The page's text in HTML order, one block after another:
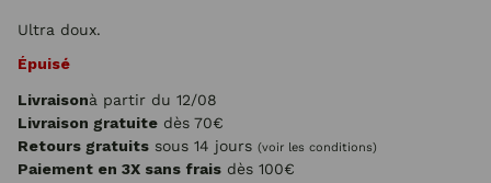
Ultra doux.
Épuisé
Livraisonà partir du 12/08
Livraison gratuite dès 70€
Retours gratuits sous 14 jours (voir les conditions)
Paiement en 3X sans frais dès 100€